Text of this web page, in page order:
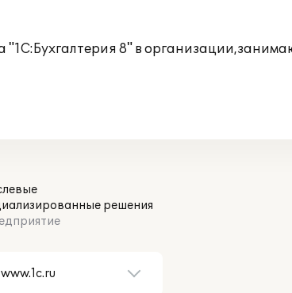
"1С:Бухгалтерия 8" в
решения